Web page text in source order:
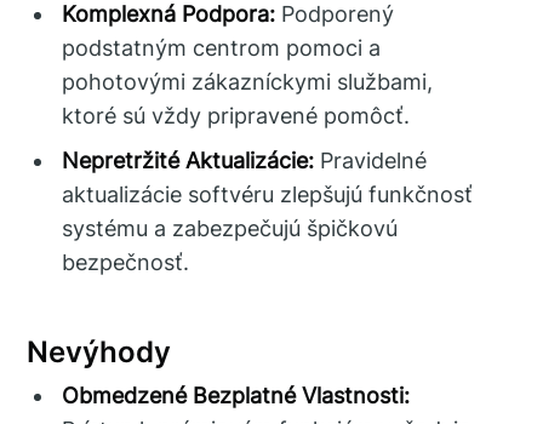
Komplexná Podpora: Podporený
podstatným centrom pomoci a
pohotovými zákazníckymi službami,
ktoré sú vždy pripravené pomôcť.
Nepretržité Aktualizácie: Pravidelné
aktualizácie softvéru zlepšujú funkčnosť
systému a zabezpečujú špičkovú
bezpečnosť.
Nevýhody
Obmedzené Bezplatné Vlastnosti: